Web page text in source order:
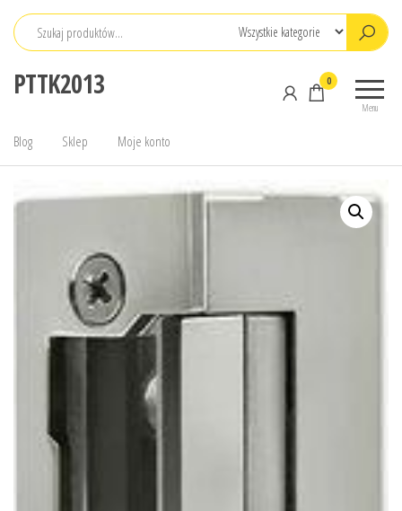
Przejdź
PTTK2013
Menu
0
Blog Sklep Moje konto